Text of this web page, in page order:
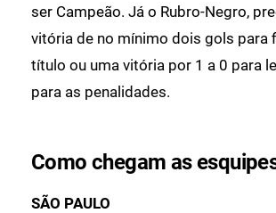
ser Campeão. Já o Rubro-Negro,
vitória de no mínimo dois gols para
título ou uma vitória por 1 a 0 para
para as penalidades.
Como chegam as
SÃO PAULO